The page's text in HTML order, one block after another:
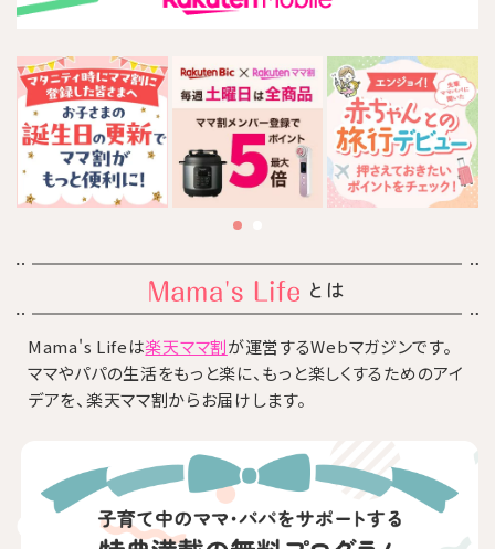
とは
Mama's Lifeは楽天ママ割が運営するWebマガジンです。
ママやパパの生活をもっと楽に、もっと楽しくするためのアイ
デアを、楽天ママ割からお届けします。